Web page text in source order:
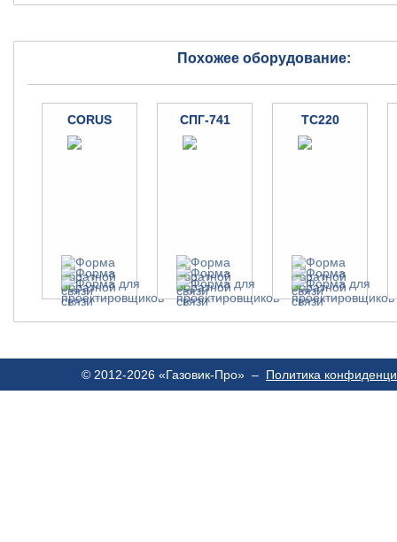
Похожее оборудование:
CORUS СПГ-741 ТС220
© 2012-2026 «Газовик-Про» – Политика